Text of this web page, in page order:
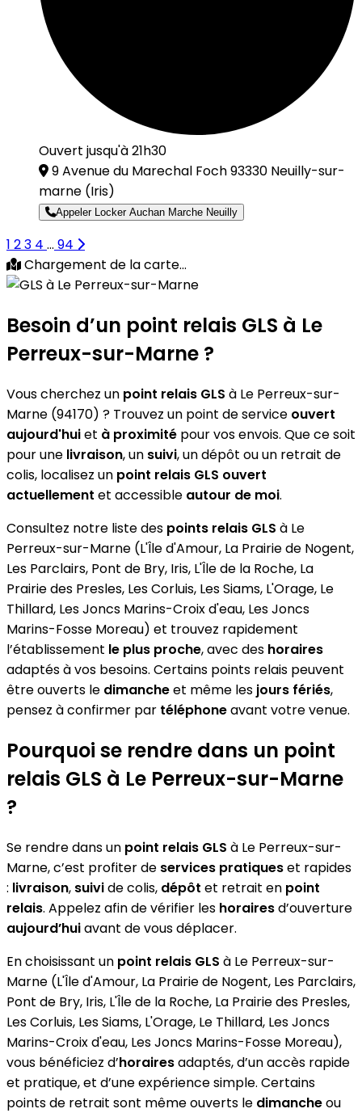
Ouvert jusqu'à 21h30
9 Avenue du Marechal Foch 93330 Neuilly-sur-
marne (Iris)
Appeler Locker Auchan Marche Neuilly
1 23 4 ... 94
Chargement de la carte...
Besoin d’un point relais GLS à Le
Perreux-sur-Marne ?
Vous cherchez un point relais GLS à Le Perreux-sur-
Marne (94170) ? Trouvez un point de service ouvert
aujourd'huiet à proximité pour vos envois. Que ce soit
pour une livraison, un suivi, un dépôt ou un retrait de
colis, localisez un point relais GLS ouvert
actuellement et accessible autour de moi.
Consultez notre liste des points relais GLS à Le
Perreux-sur-Marne (L'Île d'Amour, La Prairie de Nogent,
Les Parclairs, Pont de Bry, Iris, L'Île de la Roche, La
Prairie des Presles, Les Corluis, Les Siams, L'Orage, Le
Thillard, Les Joncs Marins-Croix d'eau, Les Joncs
Marins-Fosse Moreau) et trouvez rapidement
l’établissement le plus proche, avec des horaires
adaptés à vos besoins. Certains points relais peuvent
être ouverts le dimancheet même les jours fériés,
pensez à confirmer par téléphoneavant votre venue.
Pourquoi se rendre dans un point
relais GLS à Le Perreux-sur-Marne
?
Se rendre dans un point relais GLS à Le Perreux-sur-
Marne, c’est profiter de services pratiqueset rapides
: livraison, suivide colis, dépôt et retrait en point
relais. Appelez afin de vérifier les horairesd’ouverture
aujourd’huiavant de vous déplacer.
En choisissant un point relais GLS à Le Perreux-sur-
Marne (L'Île d'Amour, La Prairie de Nogent, Les Parclairs,
Pont de Bry, Iris, L'Île de la Roche, La Prairie des Presles,
Les Corluis, Les Siams, L'Orage, Le Thillard, Les Joncs
Marins-Croix d'eau, Les Joncs Marins-Fosse Moreau),
vous bénéficiez d’horairesadaptés, d’un accès rapide
et pratique, et d’une expérience simple. Certains
points de retrait sont même ouverts le dimancheou